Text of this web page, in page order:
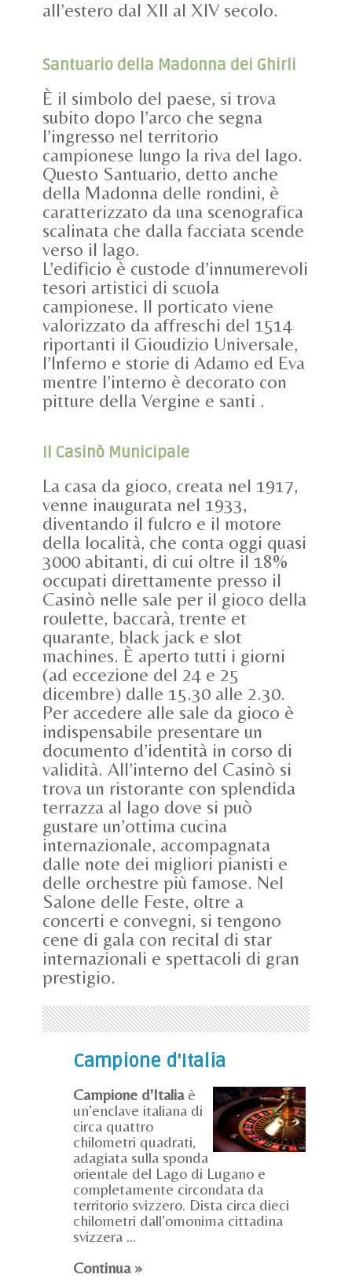
all’estero dal XII al XIV secolo.
Santuario della Madonna dei Ghirli
È il simbolo del paese, si trova
subito dopo l’arco che segna
l’ingresso nel territorio
campionese lungo la riva del lago.
Questo Santuario, detto anche
della Madonna delle rondini, è
caratterizzato da una scenografica
scalinata che dalla facciata scende
verso il lago.
L’edificio è custode d’innumerevoli
tesori artistici di scuola
campionese. Il porticato viene
valorizzato da affreschi del 1514
riportanti il Gioudizio Universale,
l’Inferno e storie di Adamo ed Eva
mentre l’interno è decorato con
pitture della Vergine e santi .
Il Casinò Municipale
La casa da gioco, creata nel 1917,
venne inaugurata nel 1933,
diventando il fulcro e il motore
della località, che conta oggi quasi
3000 abitanti, di cui oltre il 18%
occupati direttamente presso il
Casinò nelle sale per il gioco della
roulette, baccarà, trente et
quarante, black jack e slot
machines. È aperto tutti i giorni
(ad eccezione del 24 e 25
dicembre) dalle 15.30 alle 2.30.
Per accedere alle sale da gioco è
indispensabile presentare un
documento d’identità in corso di
validità. All’interno del Casinò si
trova un ristorante con splendida
terrazza al lago dove si può
gustare un’ottima cucina
internazionale, accompagnata
dalle note dei migliori pianisti e
delle orchestre più famose. Nel
Salone delle Feste, oltre a
concerti e convegni, si tengono
cene di gala con recital di star
internazionali e spettacoli di gran
prestigio.
Campione d'Italia
Campione d'Italia è
un’enclave italiana di
circa quattro
chilometri quadrati,
adagiata sulla sponda
orientale del Lago di Lugano e
completamente circondata da
territorio svizzero. Dista circa dieci
chilometri dall’omonima cittadina
svizzera ...
Continua »